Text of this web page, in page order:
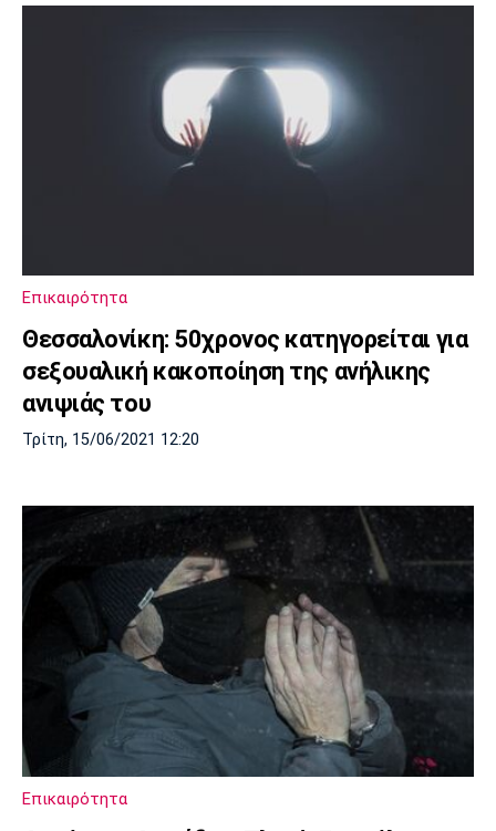
Επικαιρότητα
Θεσσαλονίκη: 50χρονος κατηγορείται για
σεξουαλική κακοποίηση της ανήλικης
ανιψιάς του
Τρίτη, 15/06/2021 12:20
Επικαιρότητα